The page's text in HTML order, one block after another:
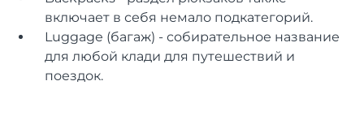
включает в себя немало подкатегорий.
Luggage (багаж) - собирательное название
для любой клади для путешествий и
поездок.